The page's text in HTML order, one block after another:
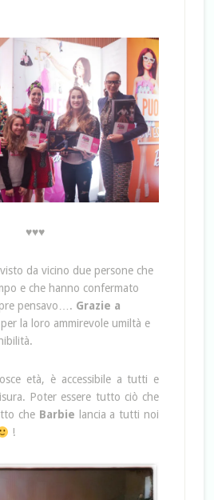
♥♥♥
da vicino due persone che
e che hanno confermato
pensavo…. Grazie a
per la loro ammirevole umiltà e
età, è accessibile a tutti e
Poter essere tutto ciò che
che Barbie lancia a tutti noi
!